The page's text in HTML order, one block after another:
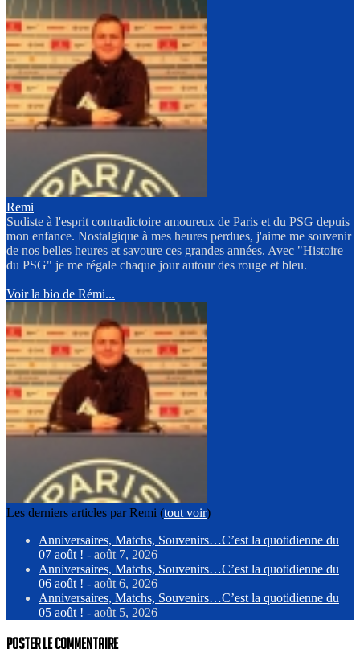
Remi
Sudiste à l'esprit contradictoire amoureux de Paris et du PSG depuis
mon enfance. Nostalgique à mes heures perdues, j'aime me souvenir
de nos belles heures et savoure ces grandes années. Avec "Histoire
du PSG" je me régale chaque jour autour des rouge et bleu.
Voir la bio de Rémi...
Les derniers articles par Remi (tout voir)
Anniversaires, Matchs, Souvenirs…C’est la quotidienne du
07 août ! - août 7, 2026
Anniversaires, Matchs, Souvenirs…C’est la quotidienne du
06 août ! - août 6, 2026
Anniversaires, Matchs, Souvenirs…C’est la quotidienne du
05 août ! - août 5, 2026
Poster le commentaire